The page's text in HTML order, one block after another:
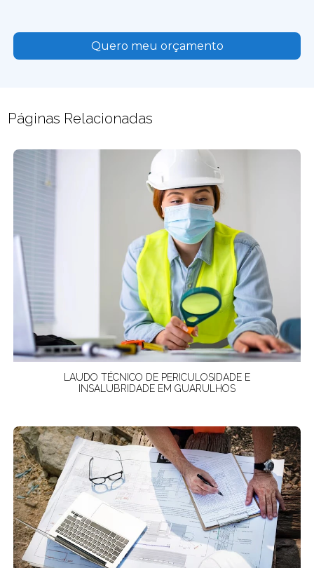
Quero meu orçamento
Páginas Relacionadas
LAUDO TÉCNICO DE PERICULOSIDADE E
INSALUBRIDADE EM GUARULHOS